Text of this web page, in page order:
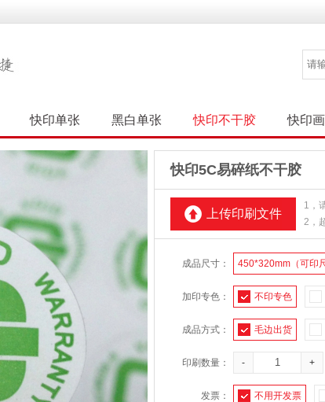
快印单张 黑白单张 快印不干胶 快印
快印5C易碎纸不干胶
上传印刷文件
1，
2，
成品尺寸： 450*320mm（可印
加印专色： 不印专色
成品方式： 毛边出货
印刷数量： - +
发票： 不用开发票